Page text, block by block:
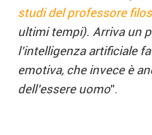
studi del professore
ultimi tempi). Arriva un
l’intelligenza artificiale
emotiva, che invece è
dell’essere uomo”.